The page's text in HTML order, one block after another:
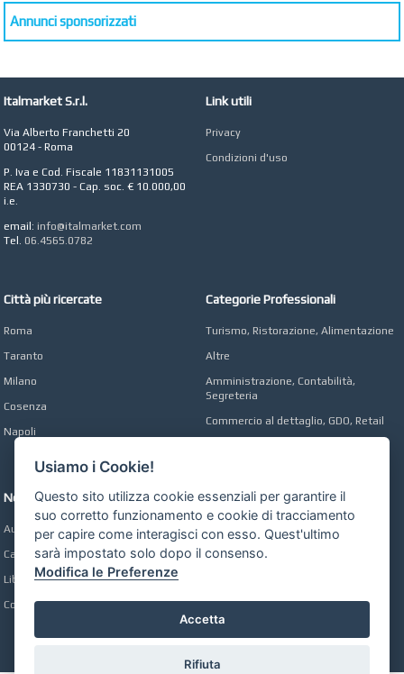
Vendita Arredo per
Antonella Micci,
Commercialista e
Revisore dei Conti a
AZIENDA AGRICOLA DI
Annunci sponsorizzati
Italmarket S.r.l.
Via Alberto Franchetti 20
00124 - Roma
P. Iva e Cod. Fiscale 11831131005
REA 1330730 - Cap. soc. € 10.000,00
i.e.
email: info@italmarket.com
Tel. 06.4565.0782
Link utili
Privacy
Condizioni d'uso
Città più ricercate
Roma
Taranto
Milano
Cosenza
Napoli
Categorie Professionali
Turismo, Ristorazione, Alimentazione
Altre
Amministrazione, Contabilità,
Segreteria
Commercio al dettaglio, GDO, Retail
Network
Automobili Online
Case Online
Libri Online
Compravendita
Usiamo i Cookie!
Questo sito utilizza cookie essenziali per garantire il
suo corretto funzionamento e cookie di tracciamento
per capire come interagisci con esso. Quest'ultimo
sarà impostato solo dopo il consenso.
Modifica le Preferenze
Accetta
Rifiuta